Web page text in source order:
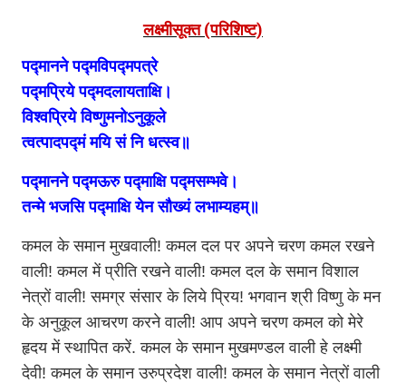
लक्ष्मीसूक्त (परिशिष्ट)
पद्मानने पद्मविपद्मपत्रे
पद्मप्रिये पद्मदलायताक्षि।
विश्वप्रिये विष्णुमनोऽनुकूले
त्वत्पादपद्मं मयि सं नि धत्स्व॥
पद्मानने पद्मऊरु पद्माक्षि पद्मसम्भवे।
तन्मे भजसि पद्माक्षि येन सौख्यं लभाम्यहम्॥
कमल के समान मुखवाली! कमल दल पर अपने चरण कमल रखने
वाली! कमल में प्रीति रखने वाली! कमल दल के समान विशाल
नेत्रों वाली! समग्र संसार के लिये प्रिय! भगवान श्री विष्णु के मन
के अनुकूल आचरण करने वाली! आप अपने चरण कमल को मेरे
हृदय में स्थापित करें. कमल के समान मुखमण्डल वाली हे लक्ष्मी
देवी! कमल के समान उरुप्रदेश वाली! कमल के समान नेत्रों वाली